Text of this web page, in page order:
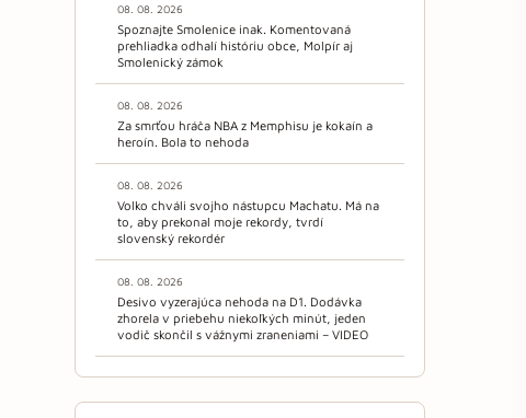
08. 08. 2026
Spoznajte Smolenice inak. Komentovaná
prehliadka odhalí históriu obce, Molpír aj
Smolenický zámok
08. 08. 2026
Za smrťou hráča NBA z Memphisu je kokaín a
heroín. Bola to nehoda
08. 08. 2026
Volko chváli svojho nástupcu Machatu. Má na
to, aby prekonal moje rekordy, tvrdí
slovenský rekordér
08. 08. 2026
Desivo vyzerajúca nehoda na D1. Dodávka
zhorela v priebehu niekoľkých minút, jeden
vodič skončil s vážnymi zraneniami – VIDEO